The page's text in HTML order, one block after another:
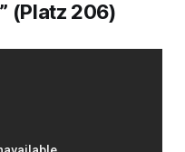
(Platz 206)